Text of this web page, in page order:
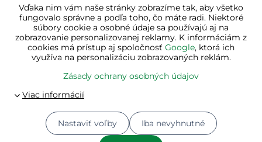
© 2026 Jurhan.com 💚 | Všetky práva vyhradené
Vďaka nim vám naše stránky zobrazíme tak, aby všetko
fungovalo správne a podľa toho, čo máte radi. Niektoré
súbory cookie a osobné údaje sa používajú aj na
zobrazovanie personalizovanej reklamy. K informáciám z
cookies má prístup aj spoločnosť Google, ktorá ich
využíva na personalizáciu zobrazovaných reklám.
Zásady ochrany osobných údajov
Nastaviť voľby Iba nevyhnutné